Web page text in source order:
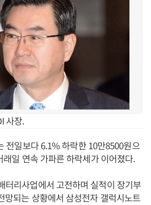
사장.
전일보다 6.1% 하락한 10만8500원으
래일 연속 가파른 하락세가 이어졌다.
터리사업에서 고전하며 실적이 장기부
망되는 상황에서 삼성전자 갤럭시노트